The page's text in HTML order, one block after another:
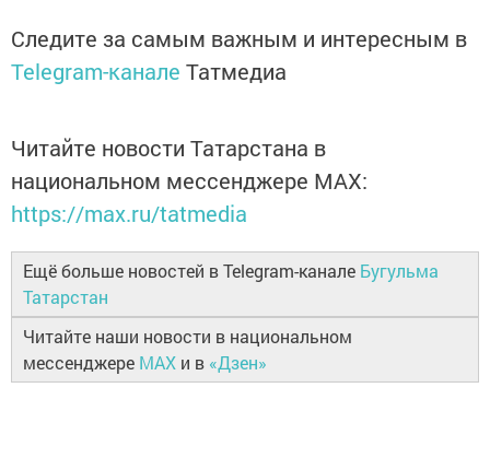
Следите за самым важным и интересным в
Telegram-канале Татмедиа
Читайте новости Татарстана в
национальном мессенджере MАХ:
https://max.ru/tatmedia
Ещё больше новостей в Telegram-канале Бугульма
Татарстан
Читайте наши новости в национальном
мессенджере MAX и в «Дзен»